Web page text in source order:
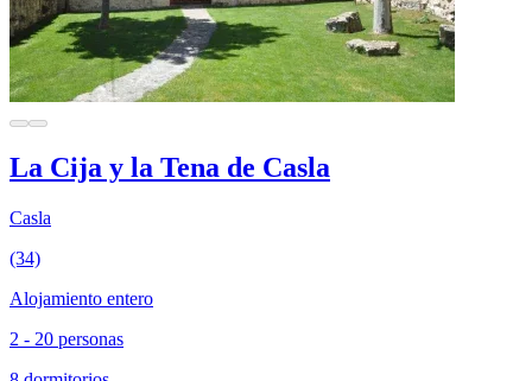
La Cija y la Tena de Casla
Casla
(34)
Alojamiento entero
2 - 20 personas